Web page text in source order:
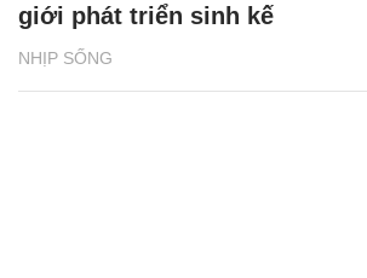
NHỊP SỐNG
giới phát triển sinh kế